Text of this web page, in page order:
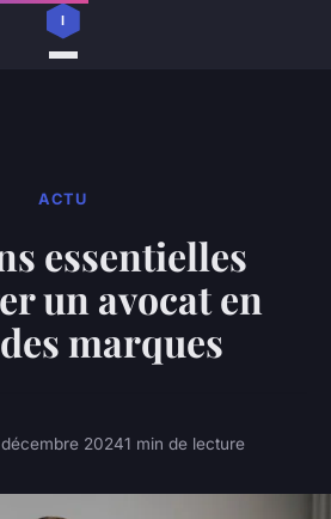
ACTU
essentielles
un avocat en
marques
décembre 20241 min de lecture